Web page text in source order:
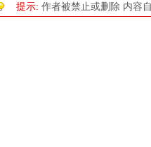
提示: 作者被禁止或删除 内容